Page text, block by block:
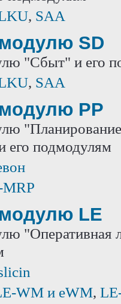
, SAA
SD
"Сбыт" и его
, SAA
РР
"Планирование
его подмодулям
MRP
LE
"Оперативная
WM и eWM,